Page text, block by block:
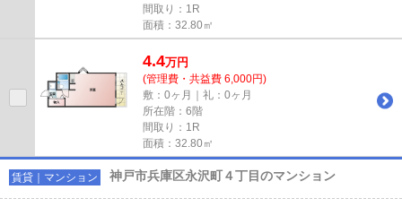
間取り：1R
面積：32.80㎡
4.4万円
(管理費・共益費 6,000円)
敷：0ヶ月｜礼：0ヶ月
所在階：6階
間取り：1R
面積：32.80㎡
賃貸｜マンション 神戸市兵庫区永沢町４丁目のマンション